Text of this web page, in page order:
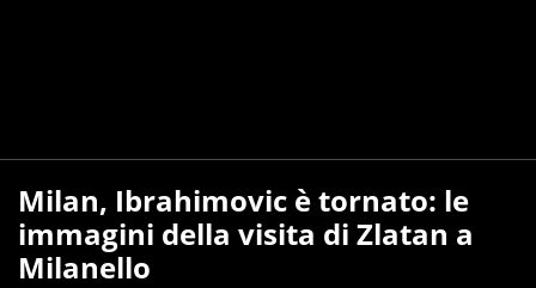
Milan, Ibrahimovic è tornato: le
immagini della visita di Zlatan a
Milanello